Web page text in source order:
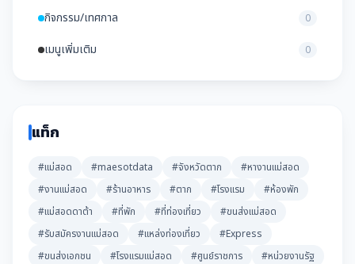
กิจกรรม/เทศกาล 0
เมนูเพิ่มเติม 0
แท็ก
#แม่สอด #maesotdata #จังหวัดตาก
#หางานแม่สอด
#งานแม่สอด
#ร้านอาหาร #ตาก #โรงแรม
#ห้องพัก
#แม่สอดดาต้า
#ที่พัก #ที่ท่องเที่ยว
#ขนส่งแม่สอด
#รับสมัครงานแม่สอด
#แหล่งท่องเที่ยว
#Express
#ขนส่งเอกชน
#โรงแรมแม่สอด #ศูนย์ราชการ #หน่วยงานรัฐ